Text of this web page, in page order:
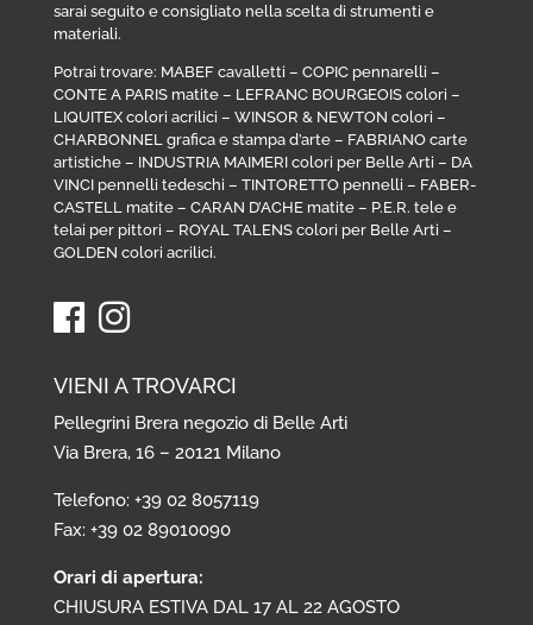
sarai seguito e consigliato nella scelta di strumenti e
materiali.
Potrai trovare: MABEF cavalletti – COPIC pennarelli –
CONTE A PARIS matite– LEFRANC BOURGEOIS colori –
LIQUITEX colori acrilici – WINSOR & NEWTON colori –
CHARBONNEL grafica e stampa d’arte– FABRIANO carte
artistiche– INDUSTRIA MAIMERI colori per Belle Arti – DA
VINCI pennelli tedeschi – TINTORETTO pennelli – FABER-
CASTELL matite– CARAN D’ACHE matite– P.E.R. tele e
telai per pittori – ROYAL TALENS colori per Belle Arti –
GOLDEN colori acrilici.
VIENI A TROVARCI
Pellegrini Brera negozio di Belle Arti
Via Brera, 16 – 20121 Milano
Telefono: +39 02 8057119
Fax: +39 02 89010090
Orari di apertura:
CHIUSURA ESTIVA DAL 17 AL 22 AGOSTO